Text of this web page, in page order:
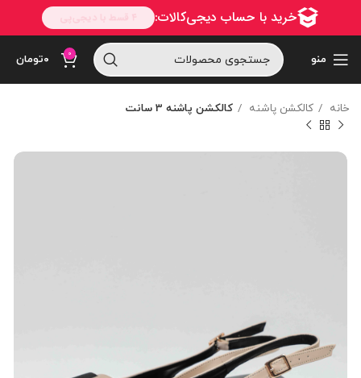
منو 0 ۰تومان
خانه کالکشن پاشنه کالکشن پاشنه 3 سانت